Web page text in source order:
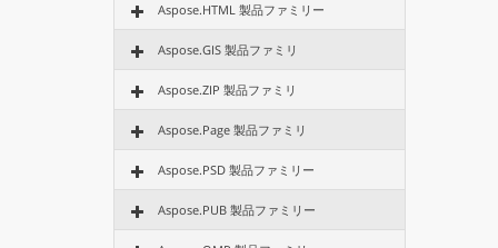
Aspose.HTML 製品ファミリー
Aspose.GIS 製品ファミリ
Aspose.ZIP 製品ファミリ
Aspose.Page 製品ファミリ
Aspose.PSD 製品ファミリー
Aspose.PUB 製品ファミリー